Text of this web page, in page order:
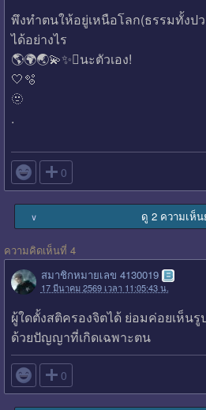
พึงทำตนให้อยู่เหนือโลก(ธรรมทั้งปว
ได้อย่างไร
🌎🌍🌏💫✨🫯นะตัวเอง!
🤍🫧
🫥
.
 0
∨ ดู 2 ความเห็
ความคิดเห็นที่ 4
สมาชิกหมายเลข 4130019
17 มีนาคม 2569 เวลา 11:05:43 น.
ผู้ใดตั้งสติครองจิตได้ ย่อมค่อยเห็น
ด้วยปัญญาที่เกิดเฉพาะตน
 0